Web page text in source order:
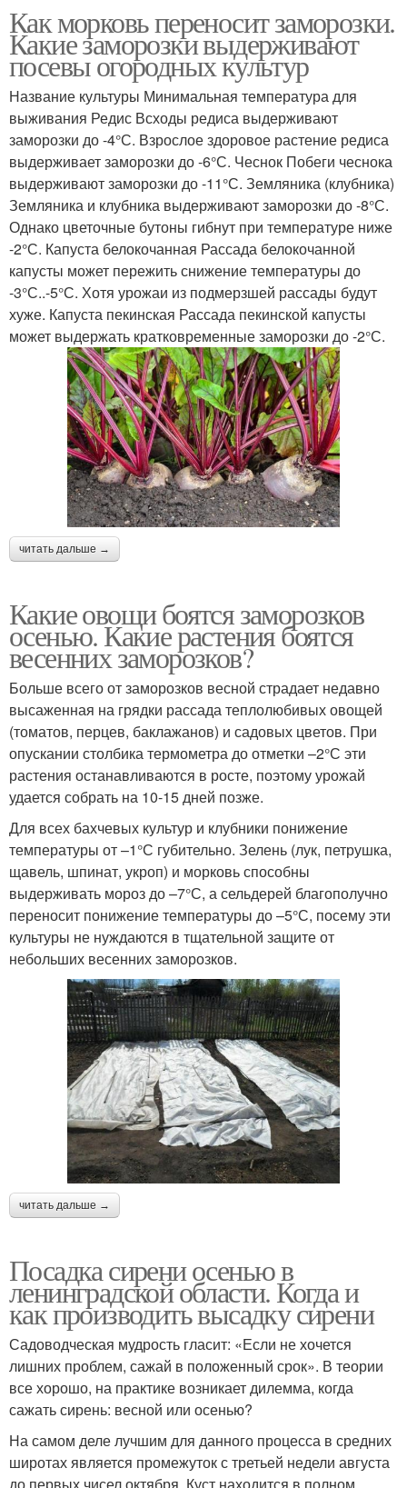
Как морковь переносит заморозки.
Какие заморозки выдерживают
посевы огородных культур
Название культуры Минимальная температура для
выживания Редис Всходы редиса выдерживают
заморозки до -4°С. Взрослое здоровое растение редиса
выдерживает заморозки до -6°С. Чеснок Побеги чеснока
выдерживают заморозки до -11°С. Земляника (клубника)
Земляника и клубника выдерживают заморозки до -8°С.
Однако цветочные бутоны гибнут при температуре ниже
-2°С. Капуста белокочанная Рассада белокочанной
капусты может пережить снижение температуры до
-3°С..-5°С. Хотя урожаи из подмерзшей рассады будут
хуже. Капуста пекинская Рассада пекинской капусты
может выдержать кратковременные заморозки до -2°С.
читать дальше →
Какие овощи боятся заморозков
осенью. Какие растения боятся
весенних заморозков?
Больше всего от заморозков весной страдает недавно
высаженная на грядки рассада теплолюбивых овощей
(томатов, перцев, баклажанов) и садовых цветов. При
опускании столбика термометра до отметки –2°С эти
растения останавливаются в росте, поэтому урожай
удается собрать на 10-15 дней позже.
Для всех бахчевых культур и клубники понижение
температуры от –1°С губительно. Зелень (лук, петрушка,
щавель, шпинат, укроп) и морковь способны
выдерживать мороз до –7°С, а сельдерей благополучно
переносит понижение температуры до –5°С, посему эти
культуры не нуждаются в тщательной защите от
небольших весенних заморозков.
читать дальше →
Посадка сирени осенью в
ленинградской области. Когда и
как производить высадку сирени
Садоводческая мудрость гласит: «Если не хочется
лишних проблем, сажай в положенный срок». В теории
все хорошо, на практике возникает дилемма, когда
сажать сирень: весной или осенью?
На самом деле лучшим для данного процесса в средних
широтах является промежуток с третьей недели августа